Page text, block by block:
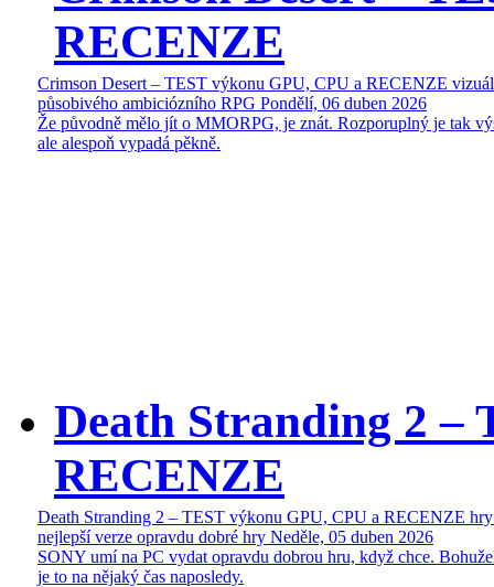
RECENZE
Crimson Desert – TEST výkonu GPU, CPU a RECENZE
působivého ambiciózního RPG Pondělí, 06 duben 2026
Že původně mělo jít o MMORPG, je znát. Rozporuplný je tak
ale alespoň vypadá pěkně.
Death Stranding 2 –
RECENZE
Death Stranding 2 – TEST výkonu GPU, CPU a RECENZE hry
nejlepší verze opravdu dobré hry Neděle, 05 duben 2026
SONY umí na PC vydat opravdu dobrou hru, když chce.
je to na nějaký čas naposledy.